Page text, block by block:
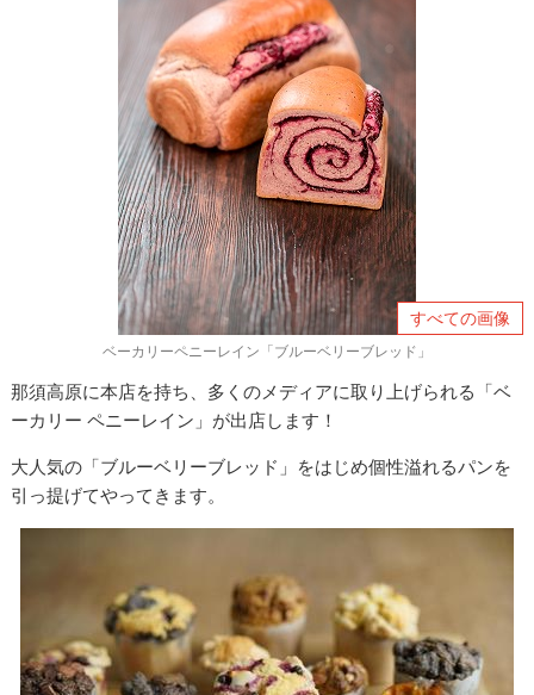
すべての画像
ベーカリーペニーレイン「ブルーベリーブレッド」
那須高原に本店を持ち、多くのメディアに取り上げられる「ベ
ーカリー ペニーレイン」が出店します！
大人気の「ブルーベリーブレッド」をはじめ個性溢れるパンを
引っ提げてやってきます。